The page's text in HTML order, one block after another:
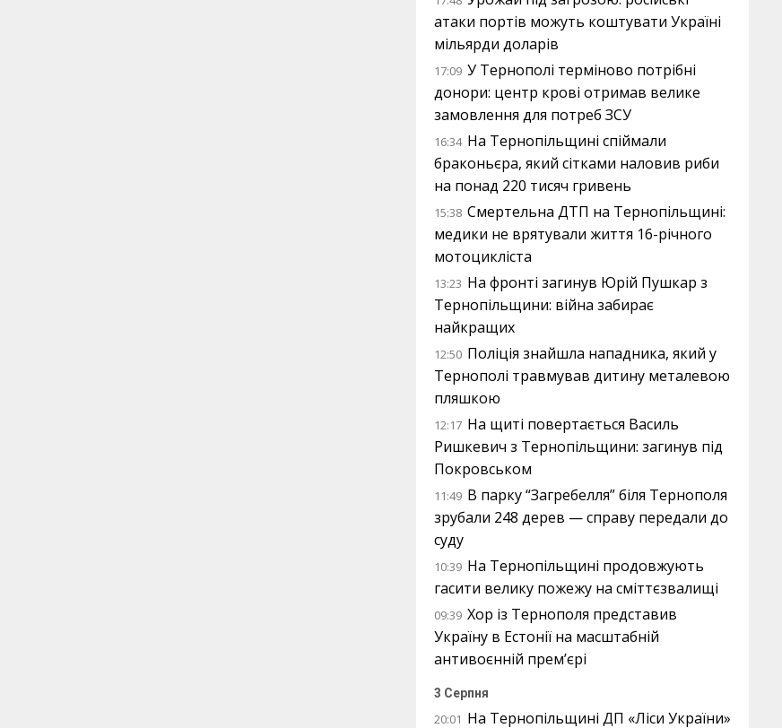
атаки портів можуть коштувати Україні
мільярди доларів
17:09 У Тернополі терміново потрібні
донори: центр крові отримав велике
замовлення для потреб ЗСУ
16:34 На Тернопільщині спіймали
браконьєра, який сітками наловив риби
на понад 220 тисяч гривень
15:38 Смертельна ДТП на Тернопільщині:
медики не врятували життя 16-річного
мотоцикліста
13:23 На фронті загинув Юрій Пушкар з
Тернопільщини: війна забирає
найкращих
12:50 Поліція знайшла нападника, який у
Тернополі травмував дитину металевою
пляшкою
12:17 На щиті повертається Василь
Ришкевич з Тернопільщини: загинув під
Покровськом
11:49 В парку “Загребелля” біля Тернополя
зрубали 248 дерев — справу передали до
суду
10:39 На Тернопільщині продовжують
гасити велику пожежу на сміттєзвалищі
09:39 Хор із Тернополя представив
Україну в Естонії на масштабній
антивоєнній прем’єрі
3 Серпня
20:01 На Тернопільщині ДП «Ліси України»